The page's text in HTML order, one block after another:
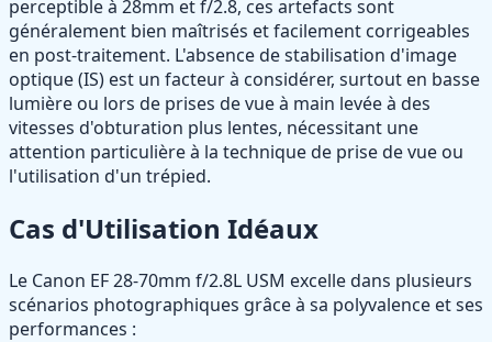
perceptible à 28mm et f/2.8, ces artefacts sont
généralement bien maîtrisés et facilement corrigeables
en post-traitement. L'absence de stabilisation d'image
optique (IS) est un facteur à considérer, surtout en basse
lumière ou lors de prises de vue à main levée à des
vitesses d'obturation plus lentes, nécessitant une
attention particulière à la technique de prise de vue ou
l'utilisation d'un trépied.
Cas d'Utilisation Idéaux
Le Canon EF 28-70mm f/2.8L USM excelle dans plusieurs
scénarios photographiques grâce à sa polyvalence et ses
performances :